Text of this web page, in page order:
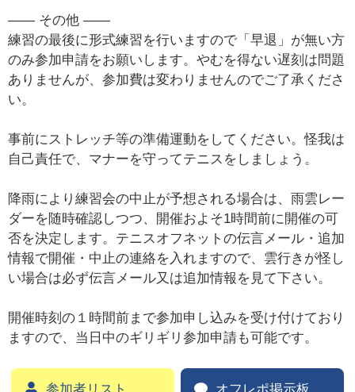
―― その他 ――
練習の最後に形式練習を行いますので「早退」が無い方
のみ参加申請をお願いします。やむを得ない遅刻は問題
ありませんが、参加費は変わりませんのでご了承くださ
い。
事前にストレッチ等の準備運動をしてください。怪我は
自己責任で、マナーを守ってテニスをしましょう。
降雨により練習会の中止が予想される場合は、雨雲レー
ダーを随時確認しつつ、開催およそ1時間前に開催の可
否を決定します。テニスオフネットの伝言メール・追加
情報で開催・中止の連絡を入れますので、雲行きが怪し
い場合は必ず伝言メール又は追加情報を見て下さい。
開催時刻の１時間前まで参加申し込みを受け付けており
ますので、当日中のギリギリ参加申請も可能です。
参加者リスト オフレポ掲示板